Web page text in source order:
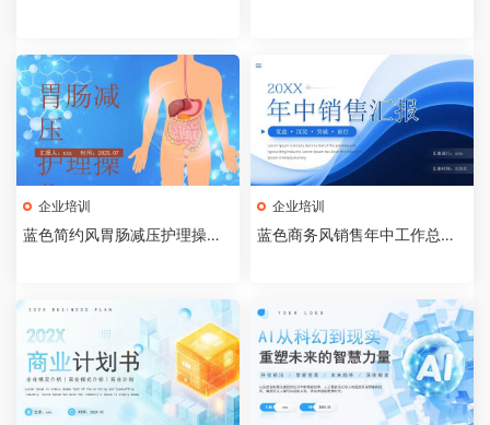
企业培训
蓝色简约风胃肠减压护理操作P
企业培训
蓝色商务风销售年中工作总结P